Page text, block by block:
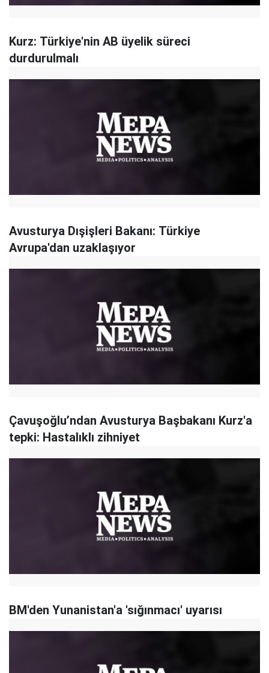
Kurz: Türkiye'nin AB üyelik süreci
durdurulmalı
Avusturya Dışişleri Bakanı: Türkiye
Avrupa'dan uzaklaşıyor
Çavuşoğlu’ndan Avusturya Başbakanı Kurz'a
tepki: Hastalıklı zihniyet
BM'den Yunanistan'a 'sığınmacı' uyarısı